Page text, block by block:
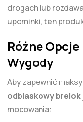
drogach lub
upominki, ten
Różne
Wygody
Aby zapewnić
odblaskowy brelok
mocowania: